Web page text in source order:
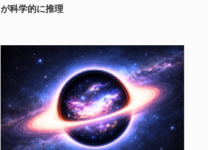
が科学的に推理